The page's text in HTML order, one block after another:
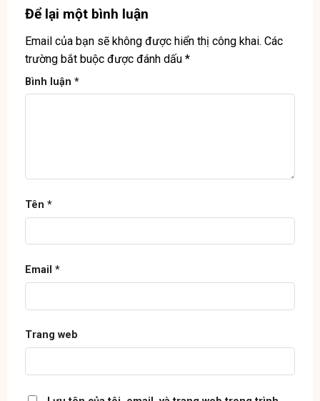
Để lại một bình luận
Email của bạn sẽ không được hiển thị công khai. Các
trường bắt buộc được đánh dấu *
Bình luận *
Tên *
Email *
Trang web